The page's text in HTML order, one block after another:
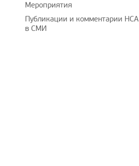
Мероприятия
Публикации и комментарии НСА
в СМИ